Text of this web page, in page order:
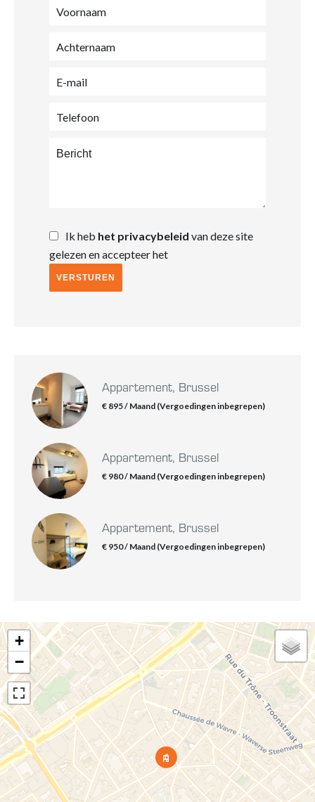
Ik heb het privacybeleid van deze site
gelezen en accepteer het
VERSTUREN
Appartement, Brussel
€ 895 / Maand (Vergoedingen inbegrepen)
Appartement, Brussel
€ 980 / Maand (Vergoedingen inbegrepen)
Appartement, Brussel
€ 950 / Maand (Vergoedingen inbegrepen)
+
−